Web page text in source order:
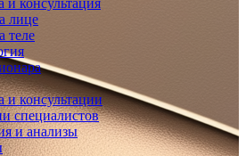
и консультация
лице
теле
и консультации
специалистов
и анализы